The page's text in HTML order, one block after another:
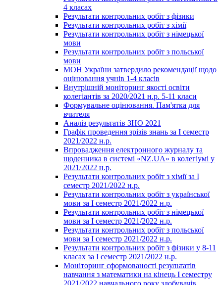
4 класах
Результати контрольних робіт з фізики
Результати контрольних робіт з хімії
Результати контрольних робіт з німецької
мови
Результати контрольних робіт з польської
мови
МОН України затвердило рекомендації щодо
оцінювання учнів 1-4 класів
Внутрішній моніторинг якості освіти
колегіантів за 2020/2021 н.р. 5-11 класи
Формувальне оцінювання. Пам'ятка для
вчителя
Аналіз результатів ЗНО 2021
Графік проведення зрізів знань за І семестр
2021/2022 н.р.
Впровадження електронного журналу та
щоденника в системі «NZ.UA» в колегіумі у
2021/2022 н.р.
Результати контрольних робіт з хімії за І
семестр 2021/2022 н.р.
Результати контрольних робіт з української
мови за І семестр 2021/2022 н.р.
Результати контрольних робіт з німецької
мови за І семестр 2021/2022 н.р.
Результати контрольних робіт з польської
мови за І семестр 2021/2022 н.р.
Результати контрольних робіт з фізики у 8-11
класах за І семестр 2021/2022 н.р.
Моніторинг сформованості результатів
навчання з математики на кінець І семестру
2021/2022 навчального року здобувачів